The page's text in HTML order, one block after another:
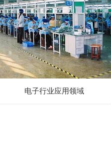
电子行业应用领域